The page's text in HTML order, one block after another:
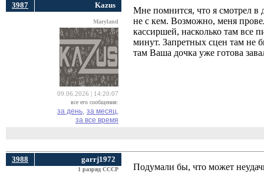
3987 Kazus
Maryland
09.06.2026 | 14:20:07
все его сообщения:
за день, за месяц,
за все время
Мне помнится, что я смотрел в
не с кем. Возможно, меня
кассиршей, насколько там все
минут. Запретных сцен там не
там Ваша дочка уже готова
3988 garrj1972
1 разряд СССР Подумали бы, что может